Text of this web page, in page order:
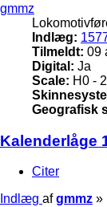
gmmz
Indlæg:
Tilmeldt: 09
Digital: Ja
Scale: H0 -
Geografisk
Kalenderlåge
Citer
Indlæg afgmmz »